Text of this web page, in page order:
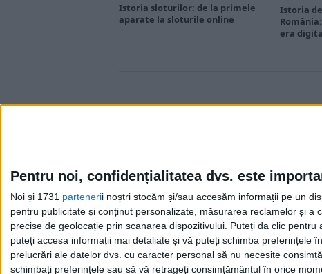
Pentru noi, confidențialitatea dvs. este
Noi și 1731 partenerii noștri stocăm și/sau accesăm informații pe un
pentru publicitate și conținut personalizate, măsurarea reclamelor și a
precise de geolocație prin scanarea dispozitivului. Puteți da clic
puteți accesa informații mai detaliate și vă puteți schimba preferințele
prelucrări ale datelor dvs. cu caracter personal să nu necesite
schimbați preferințele sau să vă retrageți consimțământul în orice
Istoria sloturilor: de la primele
aparate la sloturile online
Istoria
era
Cea mai mare revistă de istorie din Europa!.
Media KIT